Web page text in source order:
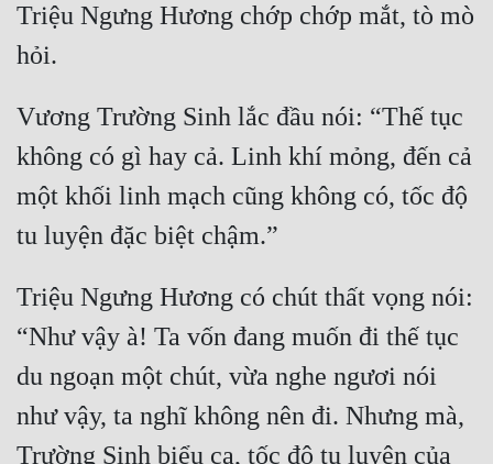
Triệu Ngưng Hương chớp chớp mắt, tò mò
Vương Trường Sinh lắc đầu nói: “Thế tục
không có gì hay cả. Linh khí mỏng, đến cả
một khối linh mạch cũng không có, tốc độ
Triệu Ngưng Hương có chút thất vọng nói:
“Như vậy à! Ta vốn đang muốn đi thế tục
du ngoạn một chút, vừa nghe ngươi nói
như vậy, ta nghĩ không nên đi. Nhưng mà,
Trường Sinh biểu ca, tốc độ tu luyện của